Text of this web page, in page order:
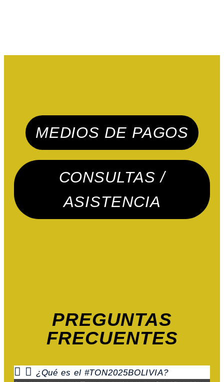
MEDIOS DE PAGOS
CONSULTAS /
ASISTENCIA
PREGUNTAS
FRECUENTES
¿Qué es el #TON2025BOLIVIA?